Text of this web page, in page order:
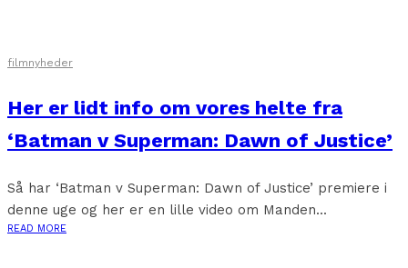
filmnyheder
Her er lidt info om vores helte fra
‘Batman v Superman: Dawn of Justice’
Så har ‘Batman v Superman: Dawn of Justice’ premiere i
denne uge og her er en lille video om Manden...
READ MORE